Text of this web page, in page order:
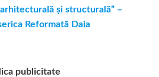
și structurală” –
Reformată Daia
publicitate